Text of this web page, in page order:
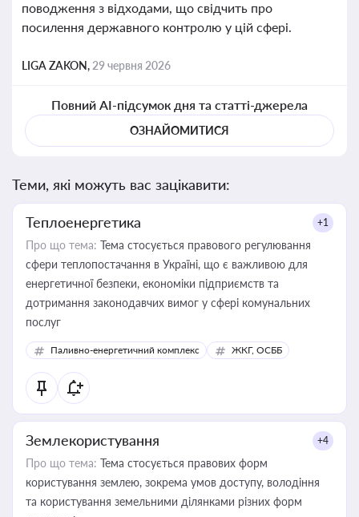
поводження з відходами, що свідчить про
посилення державного контролю у цій сфері.
LIGA ZAKON, 29 червня 2026
Повний AI-підсумок дня та статті-джерела
ОЗНАЙОМИТИСЯ
Теми, які можуть вас зацікавити:
Теплоенергетика +1
Про що тема: Тема стосується правового регулювання
сфери теплопостачання в Україні, що є важливою для
енергетичної безпеки, економіки підприємств та
дотримання законодавчих вимог у сфері комунальних
послуг
Паливно-енергетичний комплекс ЖКГ, ОСББ
Землекористування +4
Про що тема: Тема стосується правових форм
користування землею, зокрема умов доступу, володіння
та користування земельними ділянками різних форм